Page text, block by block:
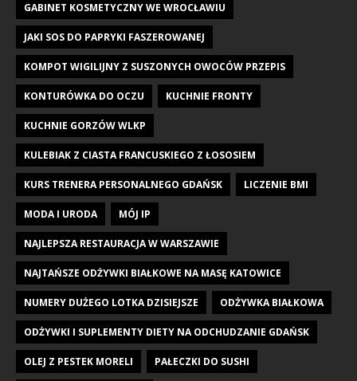
GABINET KOSMETYCZNY WE WROCŁAWIU
JAKI SOS DO PAPRYKI FASZEROWANEJ
KOMPOT WIGILIJNY Z SUSZONYCH OWOCÓW PRZEPIS
KONTURÓWKA DO OCZU KUCHNIE FRONTY
KUCHNIE GORZÓW WLKP
KULEBIAK Z CIASTA FRANCUSKIEGO Z ŁOSOSIEM
KURS TRENERA PERSONALNEGO GDAŃSK LICZENIE BMI
MODA I URODA MÓJ IP
NAJLEPSZA RESTAURACJA W WARSZAWIE
NAJTAŃSZE ODŻYWKI BIAŁKOWE NA MASĘ KATOWICE
NUMERY DUŻEGO LOTKA DZISIEJSZE ODŻYWKA BIAŁKOWA
ODŻYWKI I SUPLEMENTY DIETY NA ODCHUDZANIE GDAŃSK
OLEJ Z PESTEK MORELI PAŁECZKI DO SUSHI